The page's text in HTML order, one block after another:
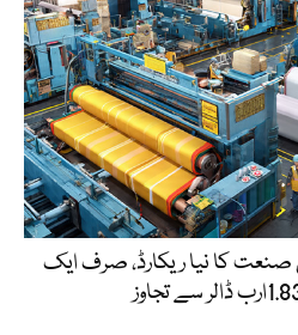
صنعت کا نیا ریکارڈ، صرف ایک